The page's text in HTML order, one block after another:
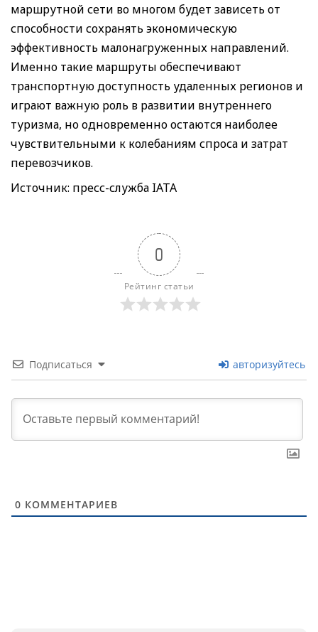
маршрутной сети во многом будет зависеть от
способности сохранять экономическую
эффективность малонагруженных направлений.
Именно такие маршруты обеспечивают
транспортную доступность удаленных регионов и
играют важную роль в развитии внутреннего
туризма, но одновременно остаются наиболее
чувствительными к колебаниям спроса и затрат
перевозчиков.
Источник: пресс-служба IATA
0
Рейтинг статьи
Подписаться авторизуйтесь
0 КОММЕНТАРИЕВ